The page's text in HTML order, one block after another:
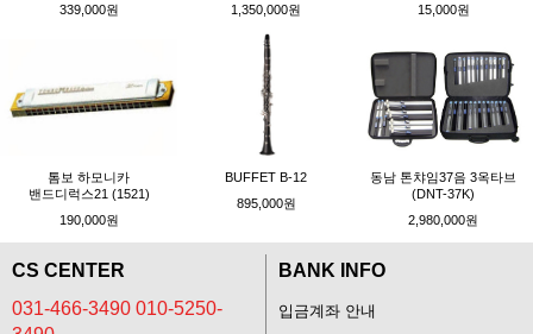
339,000원
1,350,000원
15,000원
톰보 하모니카
밴드디럭스21 (1521)
190,000원
BUFFET B-12
895,000원
동남 톤챠임37음 3옥타브
(DNT-37K)
2,980,000원
CS CENTER
031-466-3490 010-5250-
BANK INFO
입금계좌 안내